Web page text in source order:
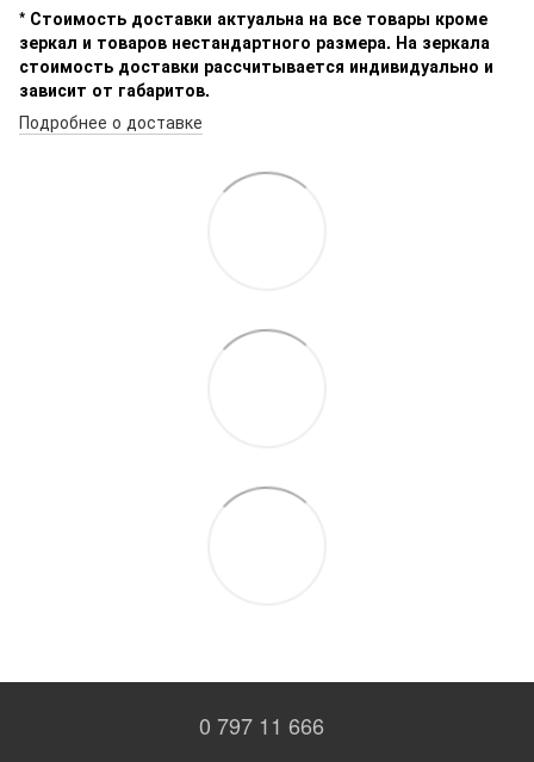
* Стоимость доставки актуальна на все товары кроме
зеркал и товаров нестандартного размера. На зеркала
стоимость доставки рассчитывается индивидуально и
зависит от габаритов.
Подробнее о доставке
0 797 11 666